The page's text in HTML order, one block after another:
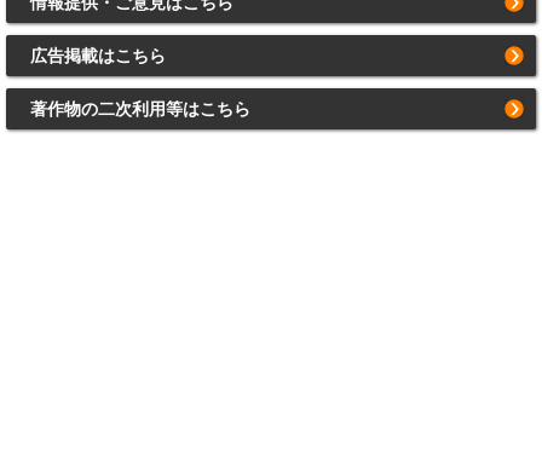
広告掲載はこちら
著作物の二次利用等はこちら